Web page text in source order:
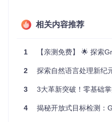
进度保存：允许保存和恢复
要亲身体验AI操控的小恐龙是
动Dino Run Tutorial，开启你
相关内容推荐
1 【亲测免费】 🌟 探索Grounding
2 探索自然语言处理新纪元：
3 3大革新突破！零基础掌握
4 揭秘开放式目标检测：